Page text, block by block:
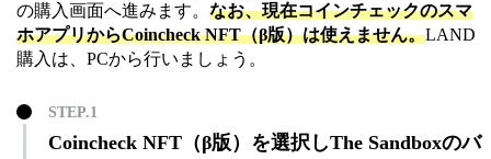
の購入画面へ進みます。 なお、現在コインチェックのスマ
ホアプリからCoincheck NFT（β版）は使えません。LAND
購入は、PCから行いましょう。
Coincheck NFT（β版）を選択しThe Sandboxのバ